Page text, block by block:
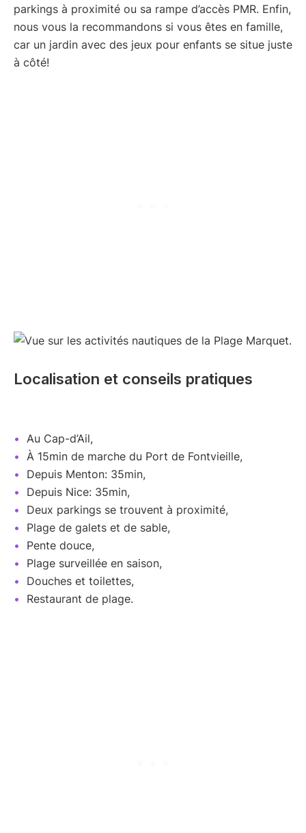
parkings à proximité ou sa rampe d’accès PMR. Enfin,
nous vous la recommandons si vous êtes en famille,
car un jardin avec des jeux pour enfants se situe juste
à côté!
Localisation et conseils pratiques
Au Cap-d’Ail,
À 15min de marche du Port de Fontvieille,
Depuis Menton: 35min,
Depuis Nice: 35min,
Deux parkings se trouvent à proximité,
Plage de galets et de sable,
Pente douce,
Plage surveillée en saison,
Douches et toilettes,
Restaurant de plage.